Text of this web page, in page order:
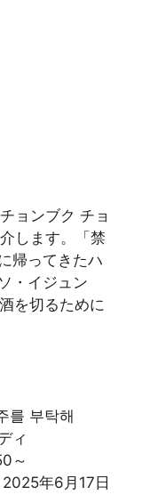
ョンブク チョ
します。「禁
帰ってきたハ
・イジュン
を切るために
를 부탁해
ィ
～
年6月17日